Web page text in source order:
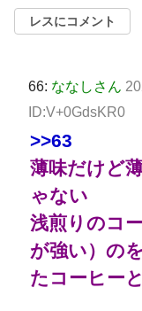
レスにコメント
66: ななしさん
ID:V+0GdsKR0
>>63
薄味だけど
ゃない
浅煎りのコ
が強い）の
たコーヒー